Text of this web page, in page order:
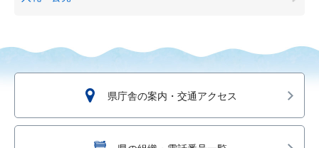
県庁舎の案内・交通アクセス